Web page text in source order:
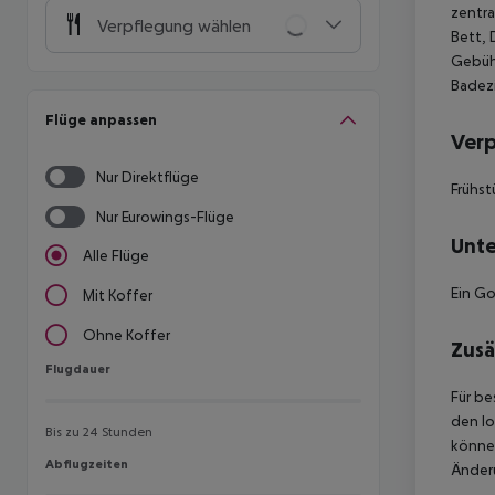
Verpflegung wählen
Flüge anpassen
Nur Direktflüge
Nur Eurowings-Flüge
Alle Flüge
Mit Koffer
Ohne Koffer
Flugdauer
Flugdauer
Bis zu 24 Stunden
Abflugzeiten
Abflugzeiten
Bett,
Ein
Für
den